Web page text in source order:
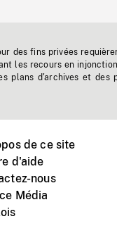
des fins privées
les recours en
plans d'archives et des
de ce site
d'aide
nous
Média